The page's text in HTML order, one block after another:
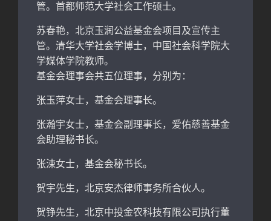
管。首都师范大学社会工作硕士。
苏春艳，北京玉润公益基金会项目及宣传主
管。清华大学社会学博士，中国社会科学院大
学媒体学院教师。
基金会理事会共五位理事，分别为：
张玉萍女士，基金会理事长。
张瀚宇女士，基金会副理事长，爱佑慈善基金
会助理秘书长。
张涑女士，基金会秘书长。
贺宇先生，北京安杰律师事务所合伙人。
贺铮先生，北京中投金农科技有限公司执行董